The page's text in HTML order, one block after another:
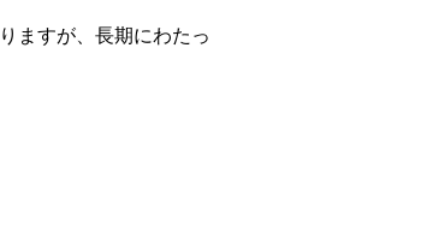
ますが、長期にわたっ